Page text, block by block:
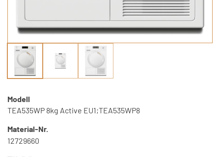
Modell
TEA535WP 8kg Active EU1;TEA535WP8
Material-Nr.
12729660